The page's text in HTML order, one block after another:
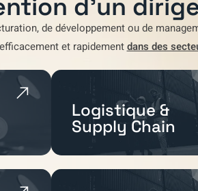
d'un
,de développementou de
et rapidementdans des
Logistique &
Supply Chain